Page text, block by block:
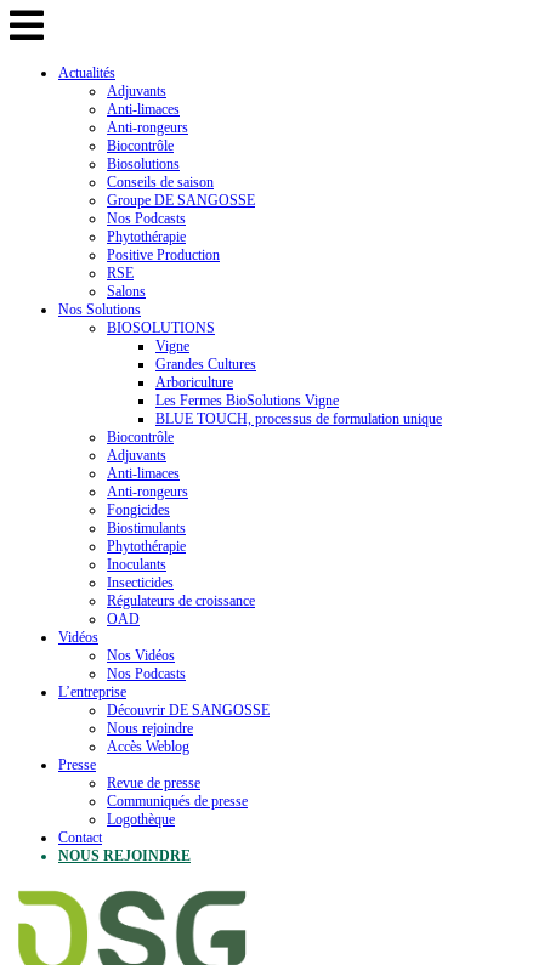
Actualités
Adjuvants
Anti-limaces
Anti-rongeurs
Biocontrôle
Biosolutions
Conseils de saison
Groupe DE SANGOSSE
Nos Podcasts
Phytothérapie
Positive Production
RSE
Salons
Nos Solutions
BIOSOLUTIONS
Vigne
Grandes Cultures
Arboriculture
Les Fermes BioSolutions Vigne
BLUE TOUCH, processus de formulation unique
Biocontrôle
Adjuvants
Anti-limaces
Anti-rongeurs
Fongicides
Biostimulants
Phytothérapie
Inoculants
Insecticides
Régulateurs de croissance
OAD
Vidéos
Nos Vidéos
Nos Podcasts
L’entreprise
Découvrir DE SANGOSSE
Nous rejoindre
Accès Weblog
Presse
Revue de presse
Communiqués de presse
Logothèque
Contact
NOUS REJOINDRE